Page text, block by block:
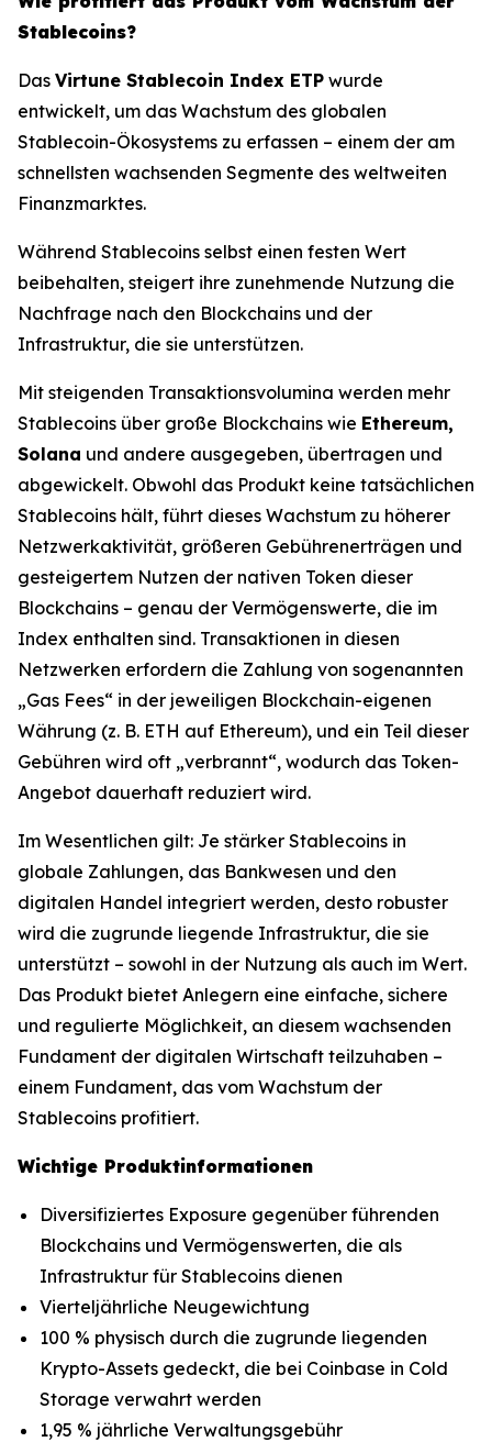
Stablecoins?
Das Virtune Stablecoin Index ETP wurde
entwickelt, um das Wachstum des globalen
Stablecoin-Ökosystems zu erfassen – einem der am
schnellsten wachsenden Segmente des weltweiten
Finanzmarktes.
Während Stablecoins selbst einen festen Wert
beibehalten, steigert ihre zunehmende Nutzung die
Nachfrage nach den Blockchains und der
Infrastruktur, die sie unterstützen.
Mit steigenden Transaktionsvolumina werden mehr
Stablecoins über große Blockchains wie Ethereum,
Solana und andere ausgegeben, übertragen und
abgewickelt. Obwohl das Produkt keine tatsächlichen
Stablecoins hält, führt dieses Wachstum zu höherer
Netzwerkaktivität, größeren Gebührenerträgen und
gesteigertem Nutzen der nativen Token dieser
Blockchains – genau der Vermögenswerte, die im
Index enthalten sind. Transaktionen in diesen
Netzwerken erfordern die Zahlung von sogenannten
„Gas Fees“ in der jeweiligen Blockchain-eigenen
Währung (z. B. ETH auf Ethereum), und ein Teil dieser
Gebühren wird oft „verbrannt“, wodurch das Token-
Angebot dauerhaft reduziert wird.
Im Wesentlichen gilt: Je stärker Stablecoins in
globale Zahlungen, das Bankwesen und den
digitalen Handel integriert werden, desto robuster
wird die zugrunde liegende Infrastruktur, die sie
unterstützt – sowohl in der Nutzung als auch im Wert.
Das Produkt bietet Anlegern eine einfache, sichere
und regulierte Möglichkeit, an diesem wachsenden
Fundament der digitalen Wirtschaft teilzuhaben –
einem Fundament, das vom Wachstum der
Stablecoins profitiert.
Wichtige Produktinformationen
Diversifiziertes Exposure gegenüber führenden
Blockchains und Vermögenswerten, die als
Infrastruktur für Stablecoins dienen
Vierteljährliche Neugewichtung
100 % physisch durch die zugrunde liegenden
Krypto-Assets gedeckt, die bei Coinbase in Cold
Storage verwahrt werden
1,95 % jährliche Verwaltungsgebühr